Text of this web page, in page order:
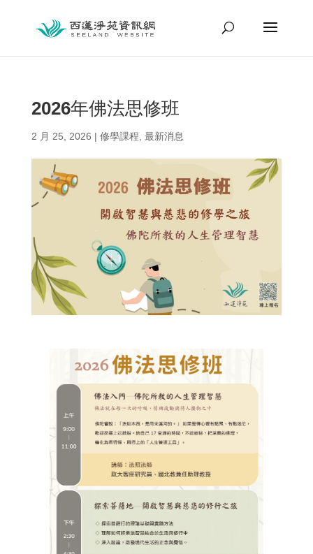
2026年佛法思修班
2 月 25, 2026 | 修學課程 最新消息